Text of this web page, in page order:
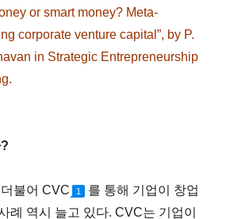
or smart money? Meta-
corporate venture capital”, by P.
in Strategic Entrepreneurship
불어 CVC 1
를 통해 기업이 창업
례 역시 늘고 있다. CVC는 기업이